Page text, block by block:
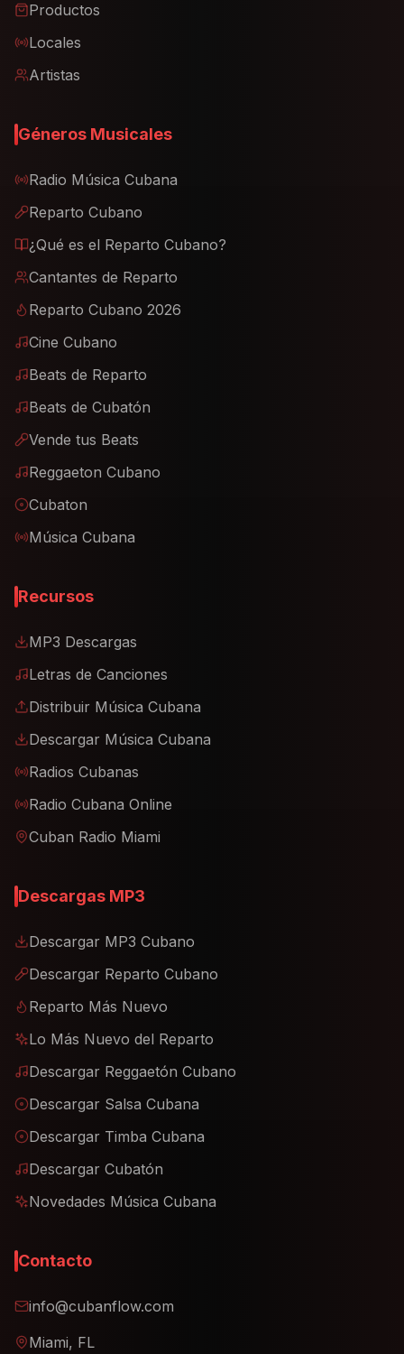
Productos
Locales
Artistas
Géneros Musicales
Radio Música Cubana
Reparto Cubano
¿Qué es el Reparto Cubano?
Cantantes de Reparto
Reparto Cubano 2026
Cine Cubano
Beats de Reparto
Beats de Cubatón
Vende tus Beats
Reggaeton Cubano
Cubaton
Música Cubana
Recursos
MP3 Descargas
Letras de Canciones
Distribuir Música Cubana
Descargar Música Cubana
Radios Cubanas
Radio Cubana Online
Cuban Radio Miami
Descargas MP3
Descargar MP3 Cubano
Descargar Reparto Cubano
Reparto Más Nuevo
Lo Más Nuevo del Reparto
Descargar Reggaetón Cubano
Descargar Salsa Cubana
Descargar Timba Cubana
Descargar Cubatón
Novedades Música Cubana
Contacto
info@cubanflow.com
Miami, FL